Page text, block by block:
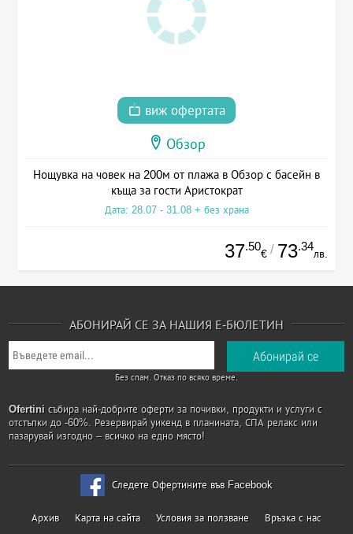
виж офертата
Обзор
Нощувка на човек на 200м от плажа в Обзор с басейн в
къща за гости Аристократ
Дата: 28.07 - 31.08 + без храна
37.50
€ / 73.34
лв.
АБОНИРАЙ СЕ ЗА НАШИЯ Е-БЮЛЕТИН
Без спам. Отказ по всяко време.
Ofertini събира най-добрите оферти за почивки, продукти и услуги с
отстъпки до -60%. Резервирай уикенд в планината, СПА релакс или
пазарувай изгодно – всичко на едно място!
Следете Офертините във Facebook
Архив Карта на сайта Условия за ползване Връзка с нас